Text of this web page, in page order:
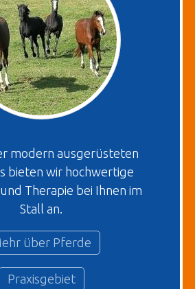
modern ausgerüsteten
bieten wir hochwertige
Therapie bei Ihnen im
Stall an.
über Pferde
Praxisgebiet